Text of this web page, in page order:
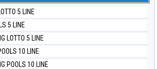
5 LINE
5 LINE
LOTTO 5 LINE
10 LINE
POOLS 10 LINE